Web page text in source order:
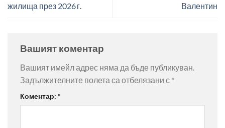
жилища през 2026 г.
Валентин
Вашият коментар
Вашият имейл адрес няма да бъде публикуван.
Задължителните полета са отбелязани с *
Коментар: *